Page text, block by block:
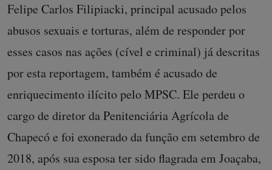
Felipe Carlos Filipiacki, principal acusado pelos
abusos sexuais e torturas, além de responder por
esses casos nas ações (cível e criminal) já descritas
por esta reportagem, também é acusado de
enriquecimento ilícito pelo MPSC. Ele perdeu o
cargo de diretor da Penitenciária Agrícola de
Chapecó e foi exonerado da função em setembro de
2018, após sua esposa ter sido flagrada em Joaçaba,